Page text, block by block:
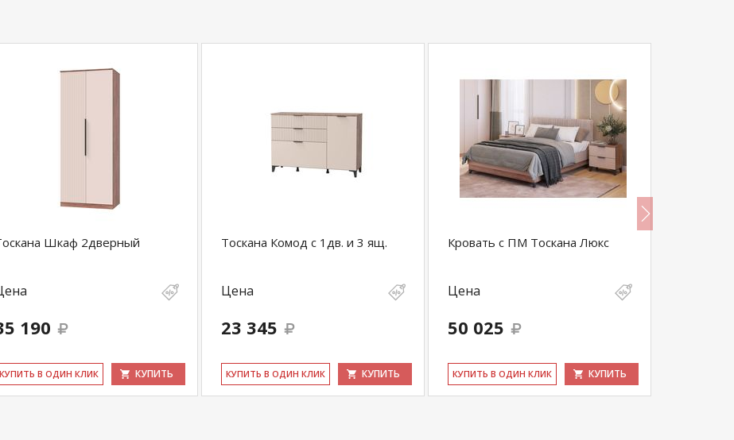
Шкаф 2дверный
190
КУ­ПИТЬ В ОДИН КЛИК КУПИТЬ
Тоскана Комод с 1дв. и 3 ящ.
Цена
23 345
КУ­ПИТЬ В ОДИН КЛИК КУПИТЬ
Кровать с ПМ Тоскана Люкс
Цена
50 025
КУ­ПИТЬ В ОДИН КЛИК КУПИТЬ